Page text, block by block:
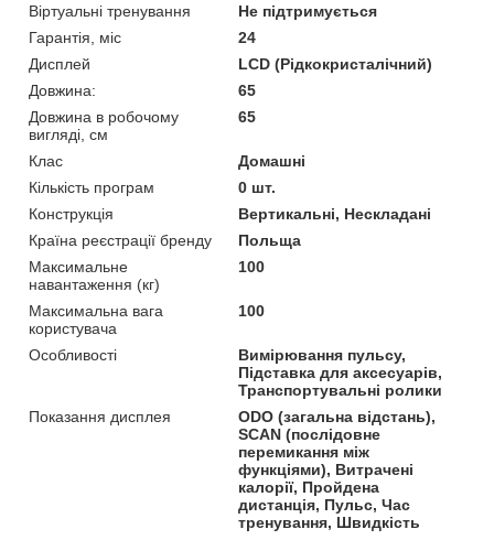
Віртуальні тренування
Не підтримується
Гарантія, міс
24
Дисплей
LCD (Рідкокристалічний)
Довжина:
65
Довжина в робочому
вигляді, см
65
Клас
Домашні
Кількість програм
0 шт.
Конструкція
Вертикальні, Нескладані
Країна реєстрації бренду
Польща
Максимальне
навантаження (кг)
100
Максимальна вага
користувача
100
Особливості
Вимірювання пульсу,
Підставка для аксесуарів,
Транспортувальні ролики
Показання дисплея
ODO (загальна відстань),
SCAN (послідовне
перемикання між
функціями), Витрачені
калорії, Пройдена
дистанція, Пульс, Час
тренування, Швидкість